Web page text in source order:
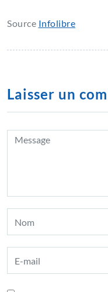
Source Infolibre
Laisser un